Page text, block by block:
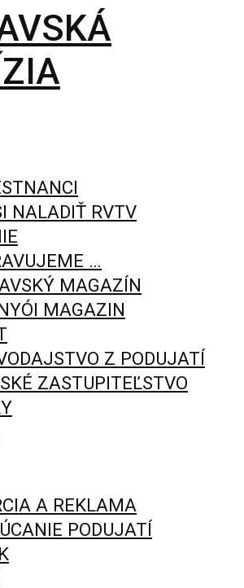
NALADIŤ RVTV
…
MAGAZÍN
MAGAZIN
Z PODUJATÍ
ZASTUPITEĽSTVO
A REKLAMA
PODUJATÍ